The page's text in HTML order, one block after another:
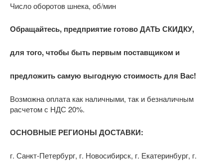
Число оборотов шнека, об/мин
Обращайтесь, предприятие готово ДАТЬ СКИДКУ,
для того, чтобы быть первым поставщиком и
предложить самую выгодную стоимость для Вас!
Возможна оплата как наличными, так и безналичным
расчетом с НДС 20%.
ОСНОВНЫЕ РЕГИОНЫ ДОСТАВКИ:
г. Санкт-Петербург, г. Новосибирск, г. Екатеринбург, г.